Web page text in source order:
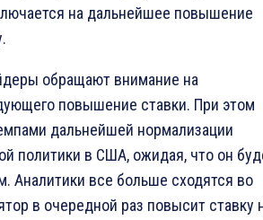
на дальнейшее повышение
обращают внимание на
повышение ставки. При этом
дальнейшей нормализации
политики в США, ожидая, что он
Аналитики все больше сходятся во
в очередной раз повысит ставку